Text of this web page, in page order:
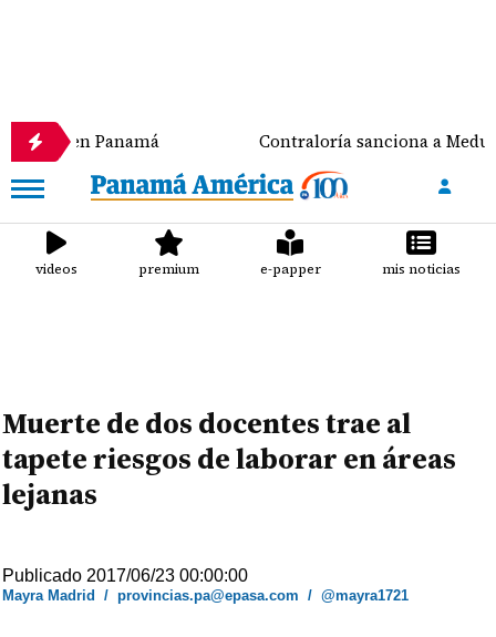
Contraloría sanciona a Meduca y a la
videos premium e-papper mis noticias
Muerte de dos docentes trae al
tapete riesgos de laborar en áreas
lejanas
Publicado 2017/06/23 00:00:00
Mayra Madrid /provincias.pa@epasa.com /@mayra1721